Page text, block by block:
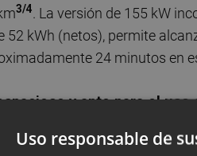
3/4. La versión de 155 kW
52 kWh (netos), permite
24 minutos en
y apto para el uso
mm de alto, con una
el ID. Polo destaca
Uso responsable de